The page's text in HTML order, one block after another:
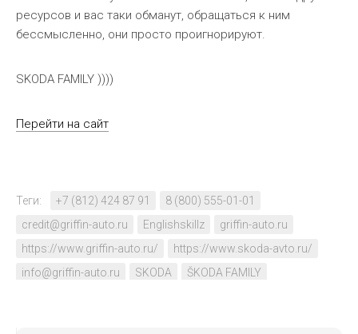
ресурсов и вас таки обманут, обращаться к ним
бессмысленно, они просто проигнорируют.
SKODA FAMILY ))))
Перейти на сайт
Теги: +7 (812) 424 87 91
8 (800) 555-01-01
credit@griffin-auto.ru
Englishskillz
griffin-auto.ru
https://www.griffin-auto.ru/
https://www.skoda-avto.ru/
info@griffin-auto.ru
SKODA
ŠKODA FAMILY